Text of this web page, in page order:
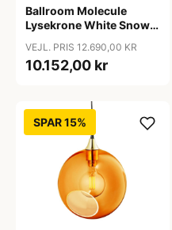
Ballroom Molecule
Lysekrone White Snow -
VEJL. PRIS 12.690,00 KR
10.152,00 kr
SPAR 15%